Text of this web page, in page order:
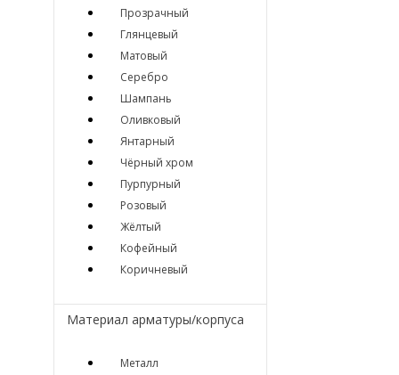
Прозрачный
Глянцевый
Матовый
Серебро
Шампань
Оливковый
Янтарный
Чёрный хром
Пурпурный
Розовый
Жёлтый
Кофейный
Коричневый
Материал арматуры/корпуса
Металл